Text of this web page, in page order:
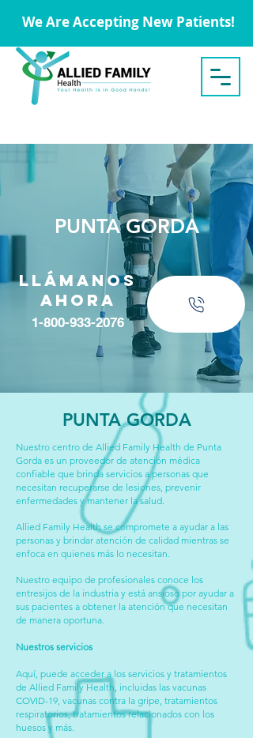
We Are Accepting New Patients!
PUNTA GORDA
Llámanos
ahora
1-800-933-2076
PUNTA GORDA
Nuestro centro de Allied Family Health de Punta
Gorda es un proveedor de atención médica
confiable que brinda servicios a personas que
necesitan recuperarse de lesiones, prevenir
enfermedades y mantener la salud.
Allied Family Health se compromete a ayudar a las
personas y brindar atención de calidad mientras se
enfoca en quienes más lo necesitan.
Nuestro equipo de profesionales conoce los
entresijos de la industria y está ansioso por ayudar a
sus pacientes a obtener la atención que necesitan
de manera oportuna.
Nuestros servicios
Aquí, puede acceder a los servicios y tratamientos
de Allied Family Health, incluidas las vacunas
COVID-19, vacunas contra la gripe, tratamientos
respiratorios, tratamientos relacionados con los
huesos y más.